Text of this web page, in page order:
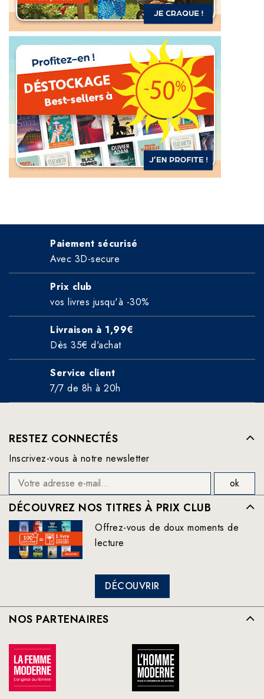
Paiement sécurisé
Avec 3D-secure
Prix club
vos livres jusqu'à -30%
Livraison à 1,99€
Dès 35€ d'achat
Service client
7/7 de 8h à 20h
RESTEZ CONNECTÉS
Inscrivez-vous à notre newsletter
DÉCOUVREZ NOS TITRES À PRIX CLUB
Offrez-vous de doux moments de
lecture
DÉCOUVRIR
NOS PARTENAIRES